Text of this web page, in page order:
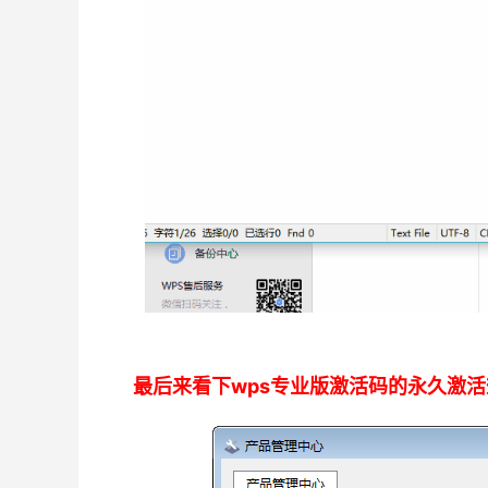
最后来看下wps专业版激活码的永久激